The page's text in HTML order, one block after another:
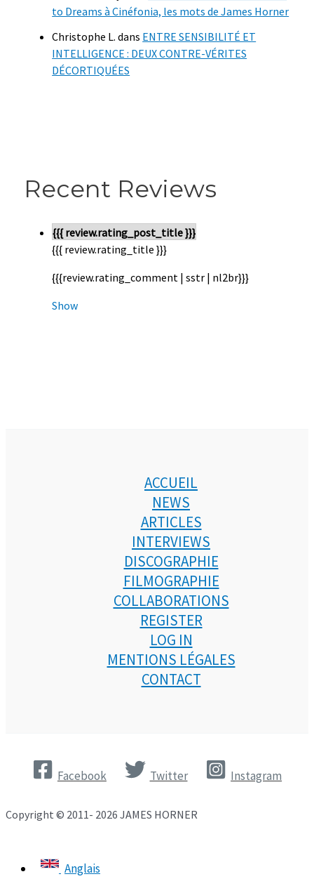
to Dreams à Cinéfonia, les mots de James Horner
Christophe L. dans ENTRE SENSIBILITÉ ET
INTELLIGENCE : DEUX CONTRE-VÉRITES
DÉCORTIQUÉES
Recent Reviews
{{{ review.rating_post_title }}}
{{{ review.rating_title }}}
{{{review.rating_comment | sstr | nl2br}}}
Show
ACCUEIL
NEWS
ARTICLES
INTERVIEWS
DISCOGRAPHIE
FILMOGRAPHIE
COLLABORATIONS
REGISTER
LOG IN
MENTIONS LÉGALES
CONTACT
Facebook Twitter Instagram
Copyright © 2011- 2026 JAMES HORNER
Anglais